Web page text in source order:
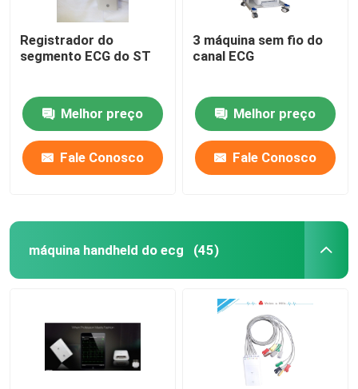
Registrador do
segmento ECG do ST
Melhor preço
Fale Conosco
3 máquina sem fio do
canal ECG
Melhor preço
Fale Conosco
máquina handheld do ecg (45)